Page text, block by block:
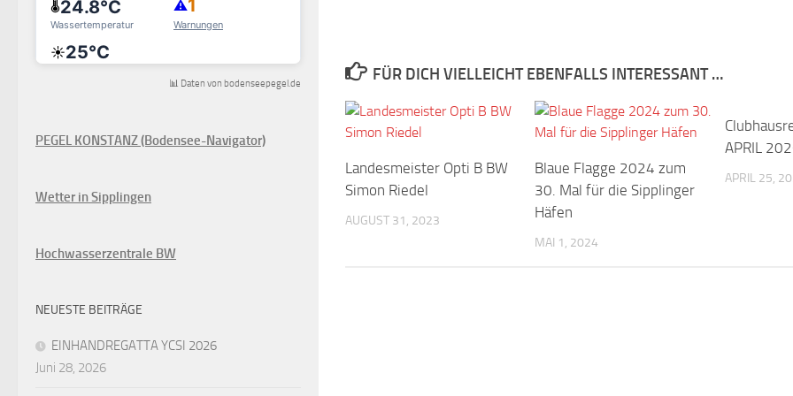
FÜR DICH VIELLEICHT EBENFALLS INTERESSANT …
Landesmeister Opti B BW
Simon Riedel
AUGUST 31, 2023
Blaue Flagge 2024 zum
30. Mal für die Sipplinger
Häfen
MAI 1, 2024
APRIL
APRIL 25,
📊 Daten von bodenseepegel.de
PEGEL KONSTANZ (Bodensee-Navigator)
Wetter in Sipplingen
Hochwasserzentrale BW
NEUESTE BEITRÄGE
EINHANDREGATTA YCSI 2026
Juni 28, 2026